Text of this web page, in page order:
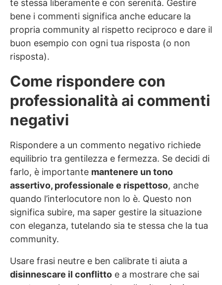
te stessa liberamente e con serenità. Gestire
bene i commenti significa anche educare la
propria community al rispetto reciproco e dare il
buon esempio con ogni tua risposta (o non
risposta).
Come rispondere con
professionalità ai commenti
negativi
Rispondere a un commento negativo richiede
equilibrio tra gentilezza e fermezza. Se decidi di
farlo, è importante mantenere un tono
assertivo, professionale e rispettoso, anche
quando l’interlocutore non lo è. Questo non
significa subire, ma saper gestire la situazione
con eleganza, tutelando sia te stessa che la tua
community.
Usare frasi neutre e ben calibrate ti aiuta a
disinnescare il conflitto e a mostrare che sai